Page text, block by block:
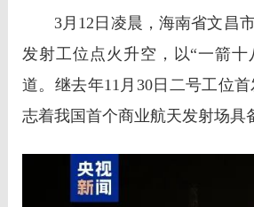
3月12日凌晨，海南省文昌
发射工位点火升空，以“一箭
道。继去年11月30日二号工位
志着我国首个商业航天发射场具